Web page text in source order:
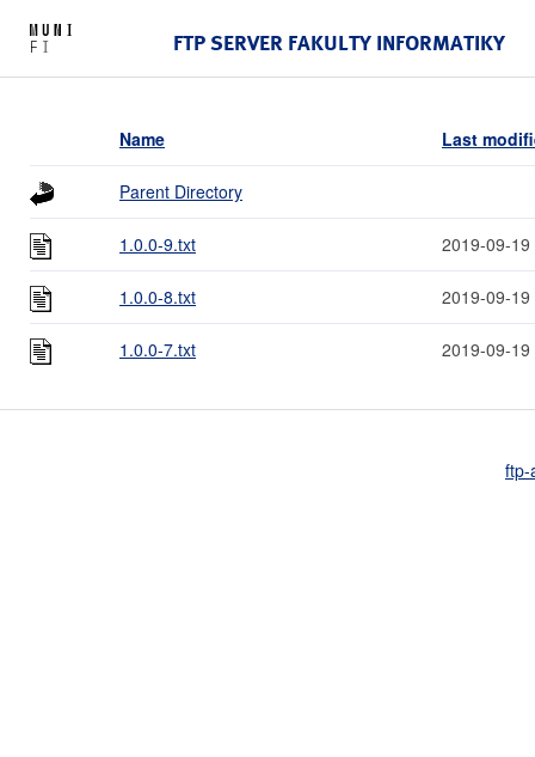
FTP SERVER FAKULTY INFORMATIKY
Name Last
Parent Directory
1.0.0-9.txt 2019-09-19
1.0.0-8.txt 2019-09-19
1.0.0-7.txt 2019-09-19
ftp-